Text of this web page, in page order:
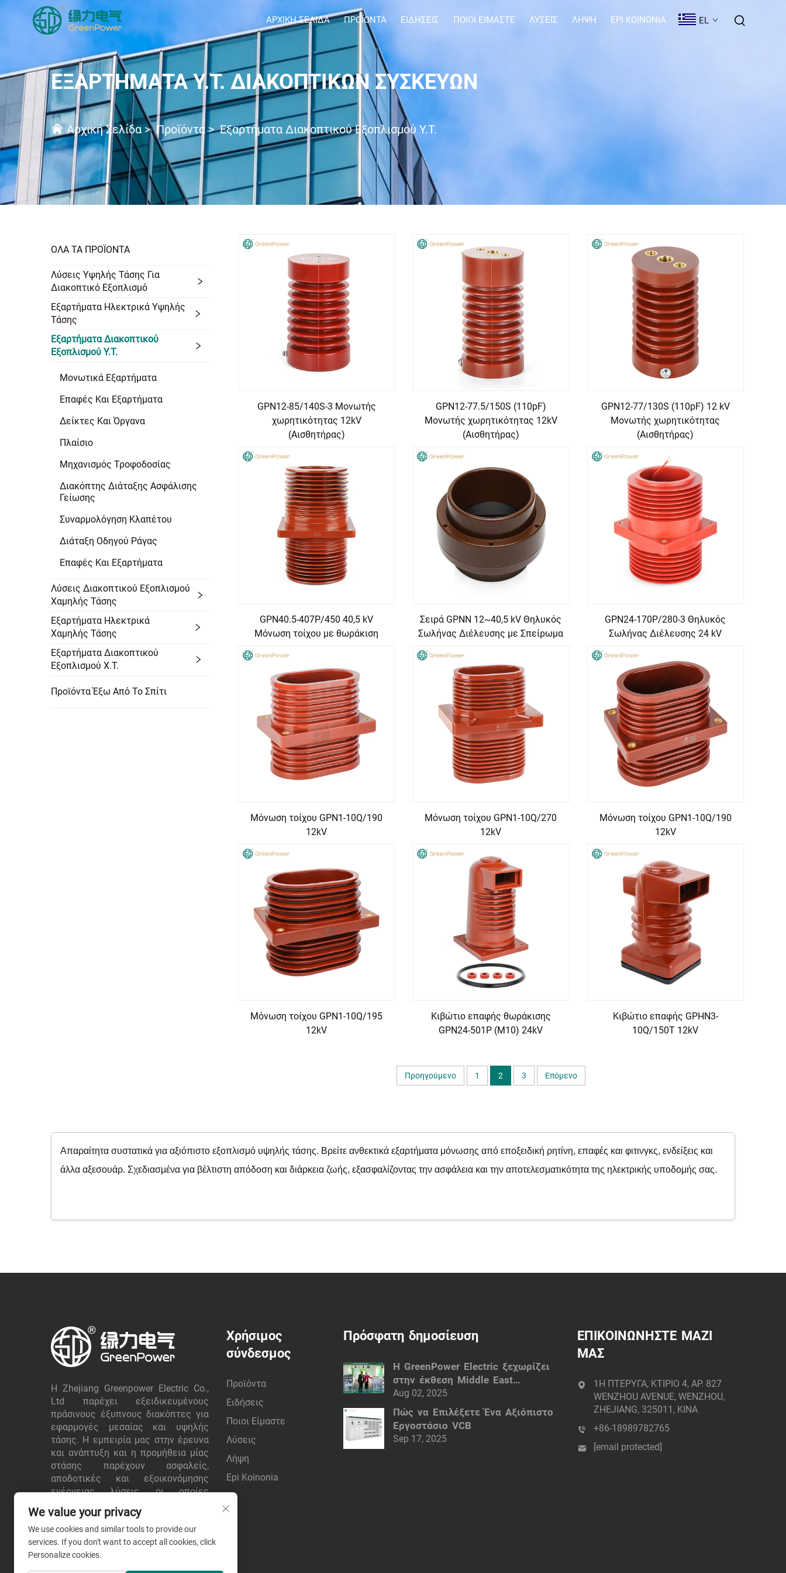
ΑΡΧΙΚΉ ΣΕΛΊΔΑ ΠΡΟΪΌΝΤΑ ΕΙΔΉΣΕΙΣ ΠΟΙΟΙ ΕΊΜΑΣΤΕ ΛΎΣΕΙΣ ΛΉΨΗ EPI KOINONIA EL
ΕΞΑΡΤΉΜΑΤΑ Υ.Τ. ΔΙΑΚΟΠΤΙΚΏΝ ΣΥΣΚΕΥΏΝ
Αρχική Σελίδα >Προϊόντα>Εξαρτήματα Διακοπτικού Εξοπλισμού Υ.Τ.
ΟΛΑ ΤΑ ΠΡΟΪΟΝΤΑ
Λύσεις Υψηλής Τάσης Για
Διακοπτικό Εξοπλισμό
Εξαρτήματα Ηλεκτρικά Υψηλής
Τάσης
Εξαρτήματα Διακοπτικού
Εξοπλισμού Υ.Τ.
Μονωτικά Εξαρτήματα
Επαφές Και Εξαρτήματα
Δείκτες Και Όργανα
Πλαίσιο
Μηχανισμός Τροφοδοσίας
Διακόπτης Διάταξης Ασφάλισης
Γείωσης
Συναρμολόγηση Κλαπέτου
Διάταξη Οδηγού Ράγας
Επαφές Και Εξαρτήματα
Λύσεις Διακοπτικού Εξοπλισμού
Χαμηλής Τάσης
Εξαρτήματα Ηλεκτρικά
Χαμηλής Τάσης
Εξαρτήματα Διακοπτικού
Εξοπλισμού Χ.Τ.
Προϊόντα Έξω Από Το Σπίτι
GPN12-85/140S-3 Μονωτής
χωρητικότητας 12kV
(Αισθητήρας)
GPN12-77.5/150S (110pF)
Μονωτής χωρητικότητας 12kV
(Αισθητήρας)
GPN12-77/130S (110pF) 12 kV
Μονωτής χωρητικότητας
(Αισθητήρας)
GPN40.5-407P/450 40,5 kV
Μόνωση τοίχου με θωράκιση
Σειρά GPNN 12~40,5 kV Θηλυκός
Σωλήνας Διέλευσης με Σπείρωμα
GPN24-170P/280-3 Θηλυκός
Σωλήνας Διέλευσης 24 kV
Μόνωση τοίχου GPN1-10Q/190
12kV
Μόνωση τοίχου GPN1-10Q/270
12kV
Μόνωση τοίχου GPN1-10Q/190
12kV
Μόνωση τοίχου GPN1-10Q/195
12kV
Κιβώτιο επαφής θωράκισης
GPN24-501P (M10) 24kV
Κιβώτιο επαφής GPHN3-
10Q/150T 12kV
Προηγούμενο 1 2 3 Επόμενο
Απαραίτητα συστατικά για αξιόπιστο εξοπλισμό υψηλής τάσης. Βρείτε ανθεκτικά εξαρτήματα μόνωσης από εποξειδική ρητίνη, επαφές και φιτινγκς, ενδείξεις και
άλλα αξεσουάρ. Σχεδιασμένα για βέλτιστη απόδοση και διάρκεια ζωής, εξασφαλίζοντας την ασφάλεια και την αποτελεσματικότητα της ηλεκτρικής υποδομής σας.
Η Zhejiang Greenpower Electric Co.,
Ltd παρέχει εξειδικευμένους
πράσινους έξυπνους διακόπτες για
εφαρμογές μεσαίας και υψηλής
τάσης. Η εμπειρία μας στην έρευνα
και ανάπτυξη και η προμήθεια μίας
στάσης παρέχουν ασφαλείς,
αποδοτικές και εξοικονόμησης
ενέργειας λύσεις, οι οποίες
εμπιστεύονται παγκόσμιοι πελάτες.
Ζητήστε προσφορά σήμερα.
Χρήσιμος
σύνδεσμος
Προϊόντα
Ειδήσεις
Ποιοι Είμαστε
Λύσεις
Λήψη
Epi Koinonia
Πρόσφατη δημοσίευση
Η GreenPower Electric ξεχωρίζει
στην έκθεση Middle East
Electricity (MEE) του Ντούμπαϊ:
Έξυπνες ηλεκτρικές λύσεις
Aug 02, 2025
Πώς να Επιλέξετε Ένα Αξιόπιστο
Εργοστάσιο VCB
Sep 17, 2025
ΕΠΙΚΟΙΝΩΝΗΣΤΕ ΜΑΖΙ
ΜΑΣ
1Η ΠΤΕΡΥΓΑ, ΚΤΙΡΙΟ 4, ΑΡ. 827
WENZHOU AVENUE, WENZHOU,
ZHEJIANG, 325011, ΚΙΝΑ
+86-18989782765
[email protected]
We value your privacy
We use cookies and similar tools to provide our
services. If you don't want to accept all cookies, click
Personalize cookies.